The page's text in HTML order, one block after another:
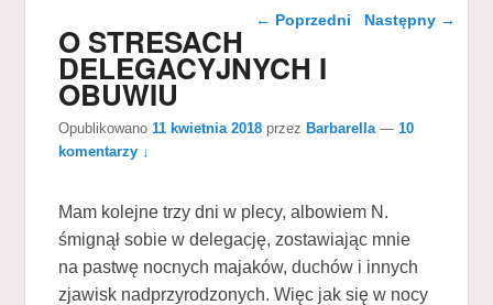
Nawigacja wpisu
← Poprzedni Następny →
O STRESACH
DELEGACYJNYCH I
OBUWIU
Opublikowano11 kwietnia 2018 przez Barbarella —10
komentarzy ↓
Mam kolejne trzy dni w plecy, albowiem N.
śmignął sobie w delegację, zostawiając mnie
na pastwę nocnych majaków, duchów i innych
zjawisk nadprzyrodzonych. Więc jak się w nocy